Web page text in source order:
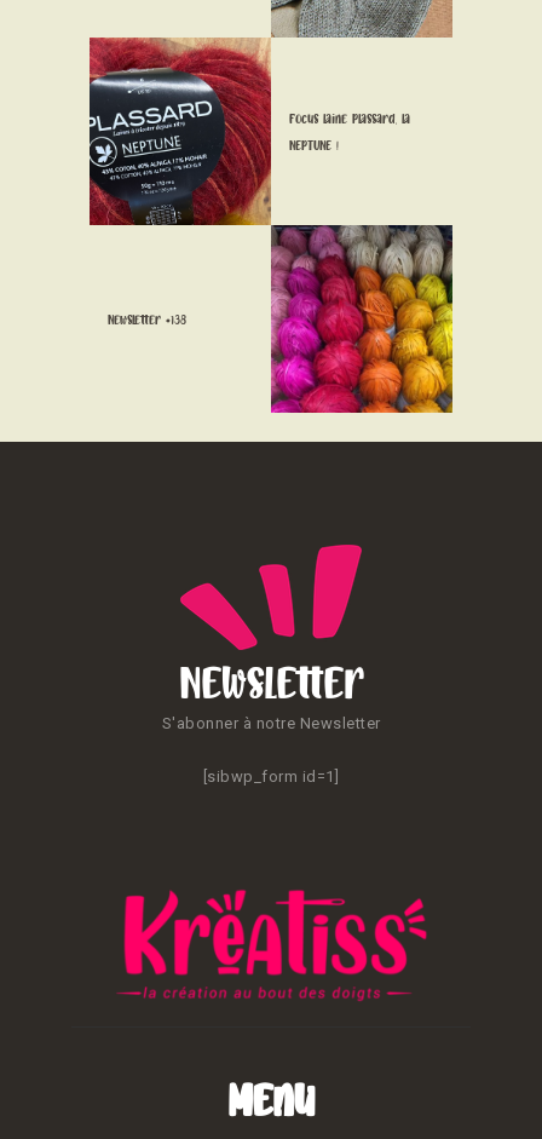
Focus laine Plassard, la
NEPTUNE !
Newsletter #138
Newsletter
S'abonner à notre Newsletter
[sibwp_form id=1]
Menu